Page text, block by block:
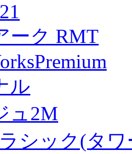
ーク RMT
ル
ュ2M
シック(タ